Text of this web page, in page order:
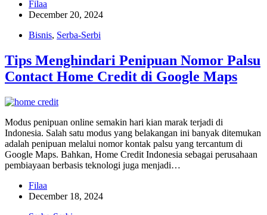
Filaa
December 20, 2024
Bisnis, Serba-Serbi
Tips Menghindari Penipuan Nomor Palsu
Contact Home Credit di Google Maps
Modus penipuan online semakin hari kian marak terjadi di
Indonesia. Salah satu modus yang belakangan ini banyak ditemukan
adalah penipuan melalui nomor kontak palsu yang tercantum di
Google Maps. Bahkan, Home Credit Indonesia sebagai perusahaan
pembiayaan berbasis teknologi juga menjadi…
Filaa
December 18, 2024